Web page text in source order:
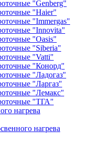
"Genberg"
"Haier"
"Immergas"
"Innovita"
"Oasis"
"Siberia"
"Vatti"
"Конорд"
"Ладогаз"
"Ларгаз"
"Лемакс"
"ТГА"
нагрева
нагрева